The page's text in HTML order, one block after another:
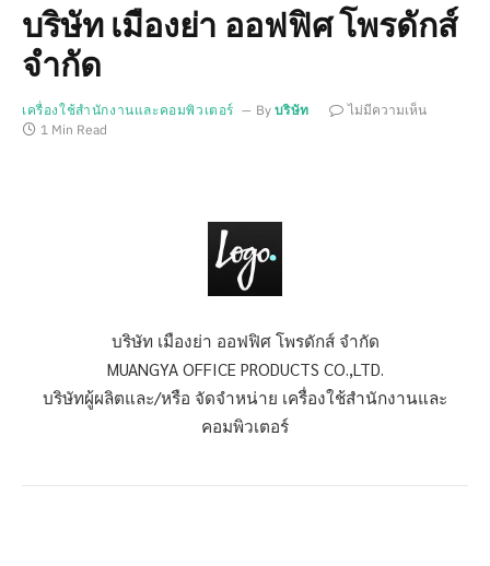
บริษัท เมืองย่า ออฟฟิศ โพรดักส์
จำกัด
เครื่องใช้สำนักงานและคอมพิวเตอร์ By บริษัท
ไม่มีความเห็น
1 Min Read
บริษัท เมืองย่า ออฟฟิศ โพรดักส์ จำกัด
MUANGYA OFFICE PRODUCTS CO.,LTD.
บริษัทผู้ผลิตและ/หรือ จัดจำหน่าย เครื่องใช้สำนักงานและ
คอมพิวเตอร์